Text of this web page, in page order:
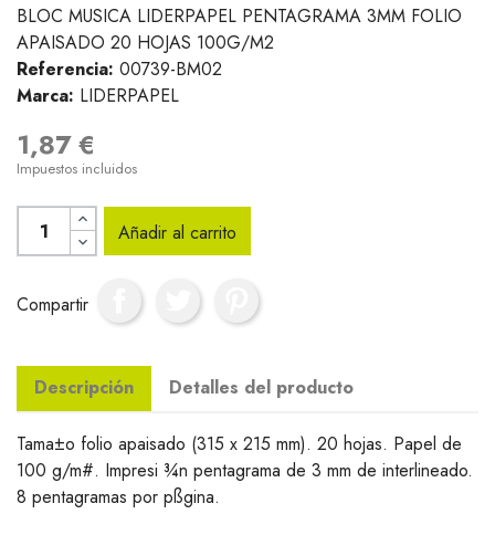
BLOC MUSICA LIDERPAPEL PENTAGRAMA 3MM FOLIO
APAISADO 20 HOJAS 100G/M2
Referencia: 00739-BM02
Marca: LIDERPAPEL
1,87 €
Impuestos incluidos
Añadir al carrito
Compartir
Descripción Detalles del producto
Tama±o folio apaisado (315 x 215 mm). 20 hojas. Papel de
100 g/m#. Impresi ¾n pentagrama de 3 mm de interlineado.
8 pentagramas por pßgina.